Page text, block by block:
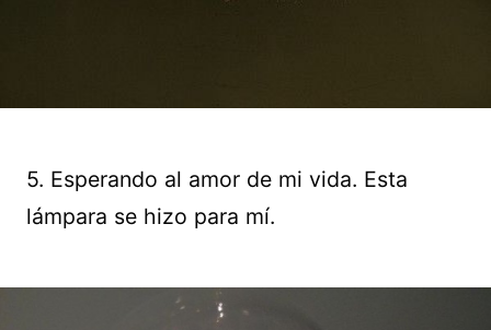
5. Esperando al amor de mi vida. Esta
lámpara se hizo para mí.